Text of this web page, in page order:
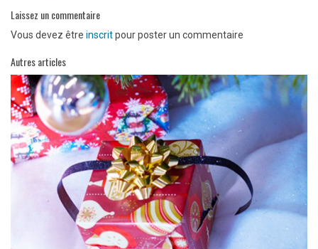
Laissez un commentaire
Vous devez être inscritpour poster un commentaire
Autres articles